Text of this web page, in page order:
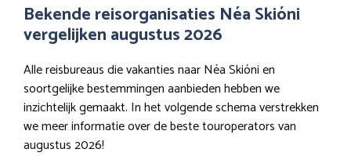
Bekende reisorganisaties Néa Skióni
vergelijken augustus 2026
Alle reisbureaus die vakanties naar Néa Skióni en
soortgelijke bestemmingen aanbieden hebben we
inzichtelijk gemaakt. In het volgende schema verstrekken
we meer informatie over de beste touroperators van
augustus 2026!